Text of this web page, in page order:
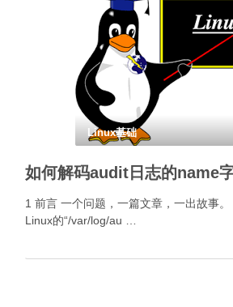
Linux基础
如何解码audit日志的name
1 前言 一个问题，一篇文章，一出故事
Linux的“/var/log/au …